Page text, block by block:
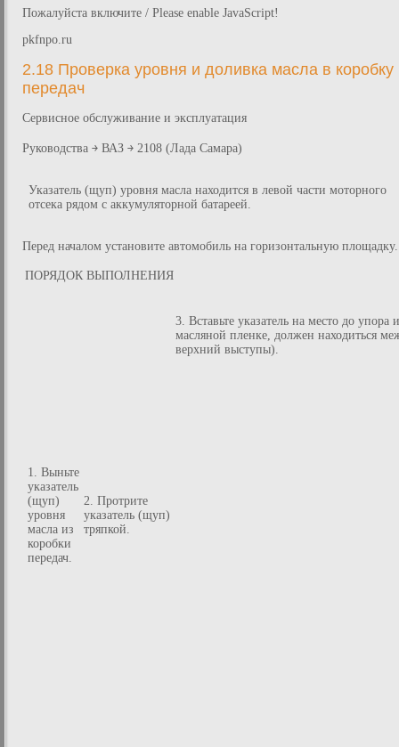
Пожалуйста включите / Please enable JavaScript!
pkfnpo.ru
2.18 Проверка уровня и доливка масла в коробку
передач
Сервисное обслуживание и эксплуатация
Руководства ￫ ВАЗ ￫ 2108 (Лада Самара)
Указатель (щуп) уровня масла находится в левой части моторного
отсека рядом с аккумуляторной батареей.
Перед началом установите автомобиль на горизонтальную площадку.
ПОРЯДОК ВЫПОЛНЕНИЯ
1. Выньте
указатель
(щуп)
уровня
масла из
коробки
передач.
2. Протрите
указатель (щуп)
тряпкой.
3. Вставьте указатель на место до
масляной пленке, должен находиться
верхний выступы).